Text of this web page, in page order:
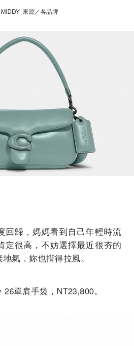
來源／各品牌
回歸，媽媽看到自己年輕時流
定很高，不妨選擇最近很夯的
氣，妳也揹得拉風。
單肩手袋，NT23,800。